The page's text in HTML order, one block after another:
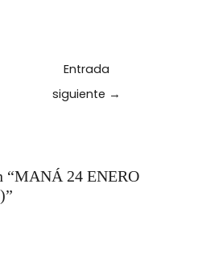
Entrada
siguiente →
“MANÁ 24 ENERO